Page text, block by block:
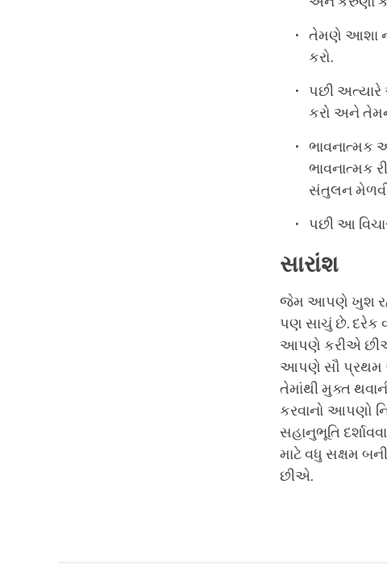
તેમણે આશા ન
કરો.
પછી અત્યારે
કરો અને
ભાવનાત્મક
ભાવનાત્મક
સંતુલન મેળવી
પછી આ
સારાંશ
જેમ આપણે ખુશ
પણ સાચું છે. દરેક
આપણે કરીએ છીએ.
આપણે સૌ પ્રથમ
તેમાંથી મુક્ત
કરવાનો આપણો
સહાનુભૂતિ
માટે વધુ સક્ષમ
છીએ.